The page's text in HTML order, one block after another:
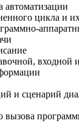
автоматизации
цикла и
и сценарий
вызова